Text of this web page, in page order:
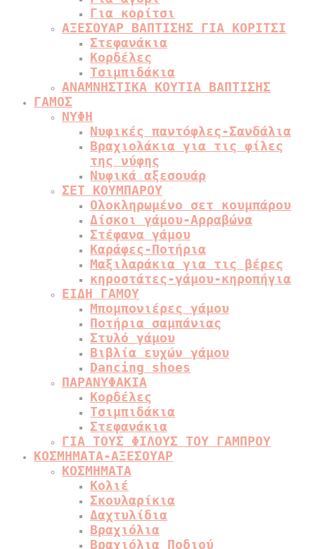
Για κορίτσι
ΑΞΕΣΟΥΑΡ ΒΑΠΤΙΣΗΣ ΓΙΑ ΚΟΡΙΤΣΙ
Στεφανάκια
Κορδέλες
Τσιμπιδάκια
ΑΝΑΜΝΗΣΤΙΚΑ ΚΟΥΤΙΑ ΒΑΠΤΙΣΗΣ
ΓΑΜΟΣ
ΝΥΦΗ
Νυφικές παντόφλες-Σανδάλια
Βραχιολάκια για τις φίλες
της νύφης
Νυφικά αξεσουάρ
ΣΕΤ ΚΟΥΜΠΑΡΟΥ
Ολοκληρωμένο σετ κουμπάρου
Δίσκοι γάμου-Αρραβώνα
Στέφανα γάμου
Καράφες-Ποτήρια
Μαξιλαράκια για τις βέρες
κηροστάτες-γάμου-κηροπήγια
ΕΙΔΗ ΓΑΜΟΥ
Μπομπονιέρες γάμου
Ποτήρια σαμπάνιας
Στυλό γάμου
Βιβλία ευχών γάμου
Dancing shoes
ΠΑΡΑΝΥΦΑΚΙΑ
Κορδέλες
Τσιμπιδάκια
Στεφανάκια
ΓΙΑ ΤΟΥΣ ΦΙΛΟΥΣ ΤΟΥ ΓΑΜΠΡΟΥ
ΚΟΣΜΗΜΑΤΑ-ΑΞΕΣΟΥΑΡ
ΚΟΣΜΗΜΑΤΑ
Κολιέ
Σκουλαρίκια
Δαχτυλίδια
Βραχιόλια
Βραχιόλια Ποδιού